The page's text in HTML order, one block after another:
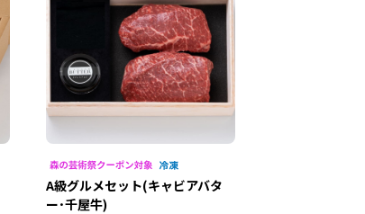
A級グルメセット(キャビアバタ
ー･千屋牛)